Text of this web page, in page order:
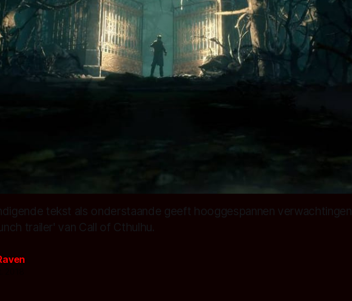
tekst als onderstaande geeft hooggespannen verwachtingen
trailer' van Call of Cthulhu.